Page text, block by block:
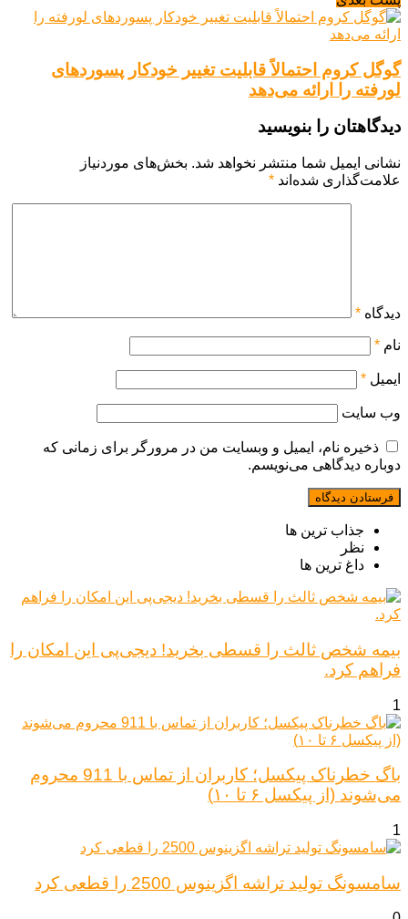
گوگل کروم احتمالاً قابلیت تغییر خودکار پسوردهای
لورفته را ارائه می‌دهد
دیدگاهتان را بنویسید
نشانی ایمیل شما منتشر نخواهد شد. بخش‌های موردنیاز
علامت‌گذاری شده‌اند *
دیدگاه *
نام *
ایمیل *
وب‌ سایت
ذخیره نام، ایمیل و وبسایت من در مرورگر برای زمانی که
دوباره دیدگاهی می‌نویسم.
جذاب ترین ها
نظر
داغ ترین ها
بیمه شخص ثالث را قسطی بخرید! دیجی‌پی این امکان را
فراهم کرد.
1
باگ خطرناک پیکسل؛ کاربران از تماس با 911 محروم
می‌شوند (از پیکسل ۶ تا ۱۰)
1
سامسونگ تولید تراشه اگزینوس 2500 را قطعی کرد